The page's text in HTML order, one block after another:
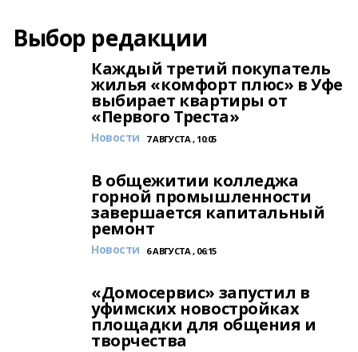
Выбор редакции
Каждый третий покупатель
жилья «комфорт плюс» в Уфе
выбирает квартиры от
«Первого Треста»
Новости 7 АВГУСТА , 10:05
В общежитии колледжа
горной промышленности
завершается капитальный
ремонт
Новости 6 АВГУСТА , 06:15
«Домосервис» запустил в
уфимских новостройках
площадки для общения и
творчества